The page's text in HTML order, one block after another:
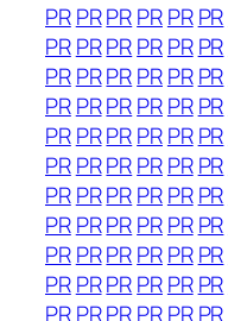
PRPRPRPRPR PR
PRPRPRPRPR PR
PRPRPRPRPR PR
PRPRPRPRPR PR
PRPRPRPRPR PR
PRPRPRPRPR PR
PRPRPRPRPR PR
PRPRPRPRPR PR
PRPRPRPRPR PR
PRPRPRPRPR PR
PRPRPRPRPR PR